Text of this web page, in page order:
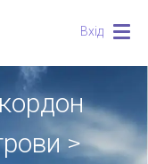
Вхід
>